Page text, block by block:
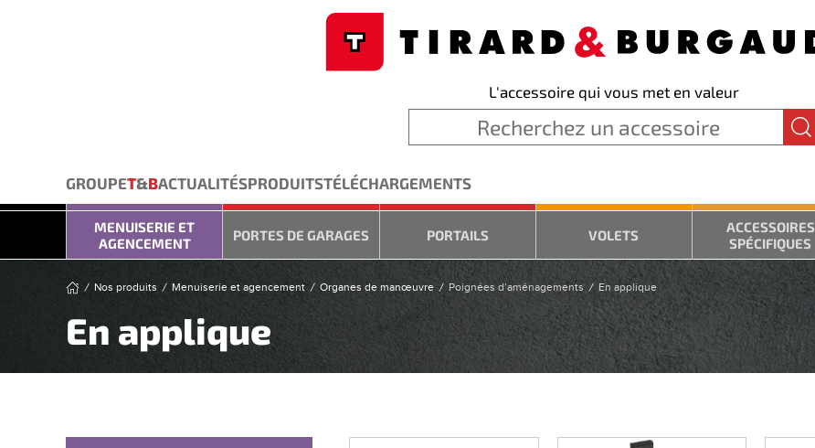
L'accessoire qui vous met en valeur
GROUPET&BACTUALITÉSPRODUITSTÉLÉCHARGEMENTS
MENUISERIE ET
AGENCEMENT
PORTES DE GARAGES PORTAILS VOLETS
ACCESSOIRES
SPÉCIFIQUES
Nos produits Menuiserie et agencement Organes de manœuvre Poignées d’aménagements En applique
En applique